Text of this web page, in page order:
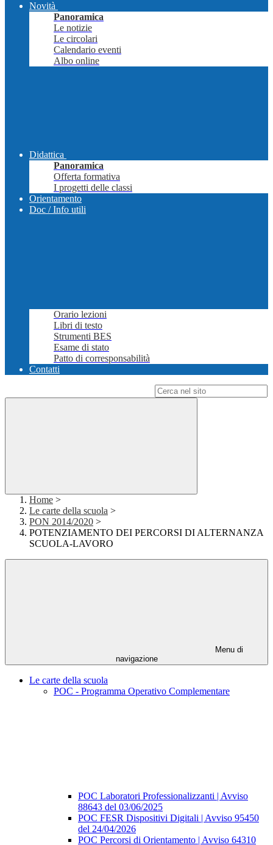
Novità
Panoramica
Le notizie
Le circolari
Calendario eventi
Albo online
Didattica
Panoramica
Offerta formativa
I progetti delle classi
Orientamento
Doc / Info utili
Orario lezioni
Libri di testo
Strumenti BES
Esame di stato
Patto di corresponsabilità
Contatti
Home >
Le carte della scuola >
PON 2014/2020 >
POTENZIAMENTO DEI PERCORSI DI ALTERNANZA
SCUOLA-LAVORO ​
Menu di
navigazione
Le carte della scuola
POC - Programma Operativo Complementare
POC Laboratori Professionalizzanti | Avviso
88643 del 03/06/2025
POC FESR Dispositivi Digitali | Avviso 95450
del 24/04/2026
POC Percorsi di Orientamento | Avviso 64310